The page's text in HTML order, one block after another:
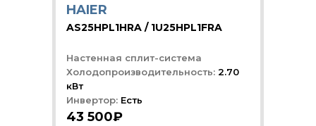
HAIER
43 500₽
AS25HPL1HRA / 1U25HPL1FRA
Настенная сплит-система
Холодопроизводительность: 2.70
кВт
Инвертор: Есть